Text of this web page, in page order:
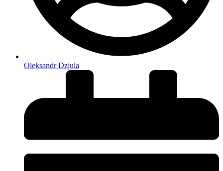
Oleksandr Dzjula